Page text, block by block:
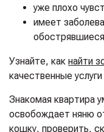
уже плохо
имеет
Узнайте, как найти
качественные
Знакомая квартира
освобождает няню
кошку, проверить,